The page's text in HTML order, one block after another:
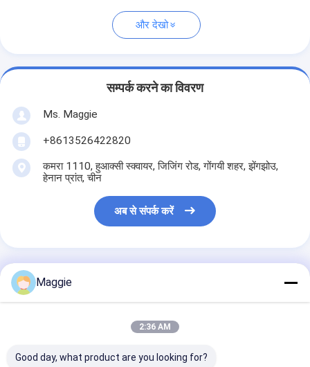
और देखो
सम्पर्क करने का विवरण
Ms. Maggie
+8613526422820
कमरा 1110, हुआक्सी स्क्वायर, जिजिंग रोड, गोंगयी शहर, झेंगझोउ,
हेनान प्रांत, चीन
अब से संपर्क करें
हाइड्रोलिक बॉलर मशीन खनिज
बॉलिंग मशीन
Maggie
2:36 AM
Good day, what product are you looking for?